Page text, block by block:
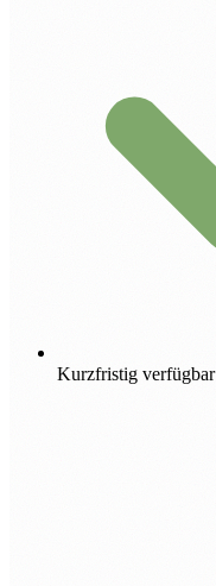
Kurzfristig verfügbar